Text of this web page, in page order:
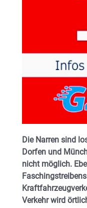
Die Narren sind
Dorfen und
nicht möglich.
Verkehr wird